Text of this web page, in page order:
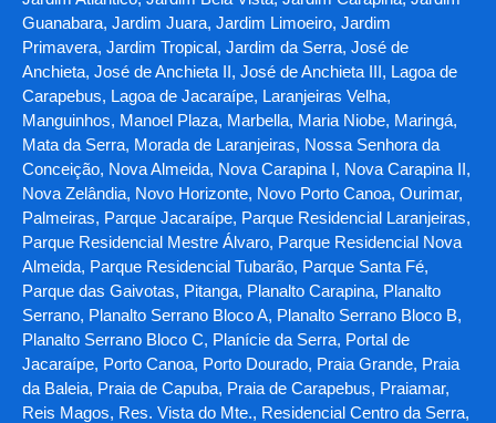
Guanabara, Jardim Juara, Jardim Limoeiro, Jardim
Primavera, Jardim Tropical, Jardim da Serra, José de
Anchieta, José de Anchieta II, José de Anchieta III, Lagoa de
Carapebus, Lagoa de Jacaraípe, Laranjeiras Velha,
Manguinhos, Manoel Plaza, Marbella, Maria Niobe, Maringá,
Mata da Serra, Morada de Laranjeiras, Nossa Senhora da
Conceição, Nova Almeida, Nova Carapina I, Nova Carapina II,
Nova Zelândia, Novo Horizonte, Novo Porto Canoa, Ourimar,
Palmeiras, Parque Jacaraípe, Parque Residencial Laranjeiras,
Parque Residencial Mestre Álvaro, Parque Residencial Nova
Almeida, Parque Residencial Tubarão, Parque Santa Fé,
Parque das Gaivotas, Pitanga, Planalto Carapina, Planalto
Serrano, Planalto Serrano Bloco A, Planalto Serrano Bloco B,
Planalto Serrano Bloco C, Planície da Serra, Portal de
Jacaraípe, Porto Canoa, Porto Dourado, Praia Grande, Praia
da Baleia, Praia de Capuba, Praia de Carapebus, Praiamar,
Reis Magos, Res. Vista do Mte., Residencial Centro da Serra,